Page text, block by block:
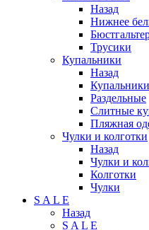
Назад
Нижнее
Трусики
Купальники
Назад
Купальники
Раздельные
Слитные
Пляжная
Чулки и колготки
Назад
Чулки и
Колготки
Чулки
S A L E
Назад
S A L E